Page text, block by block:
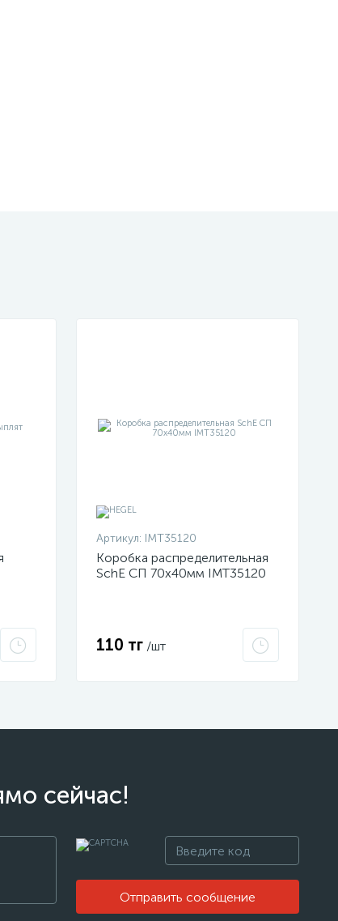
Артикул: IMT35120
Коробка распределительная
SchE СП 70х40мм IMT35120
110 тг /шт
сейчас!
Отправить сообщение